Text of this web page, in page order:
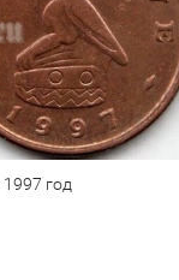
год